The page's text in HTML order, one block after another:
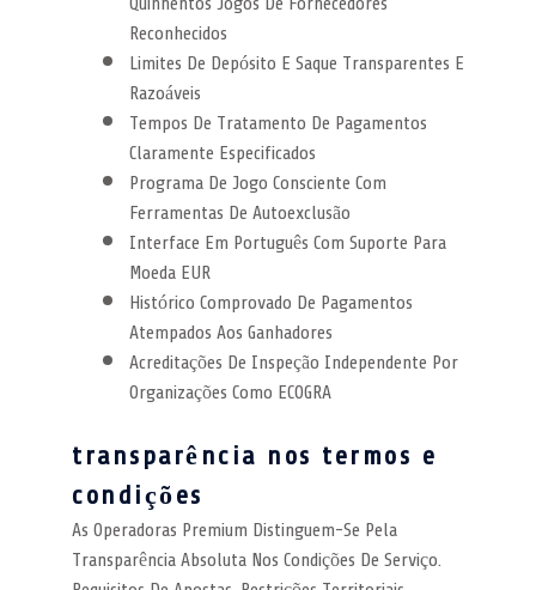
Reconhecidos
Limites De Depósito E Saque Transparentes E
Razoáveis
Tempos De Tratamento De Pagamentos
Claramente Especificados
Programa De Jogo Consciente Com
Ferramentas De Autoexclusão
Interface Em Português Com Suporte Para
Moeda EUR
Histórico Comprovado De Pagamentos
Atempados Aos Ganhadores
Acreditações De Inspeção Independente Por
Organizações Como ECOGRA
transparência nos termos e
condições
As Operadoras Premium Distinguem-Se Pela
Transparência Absoluta Nos Condições De Serviço.